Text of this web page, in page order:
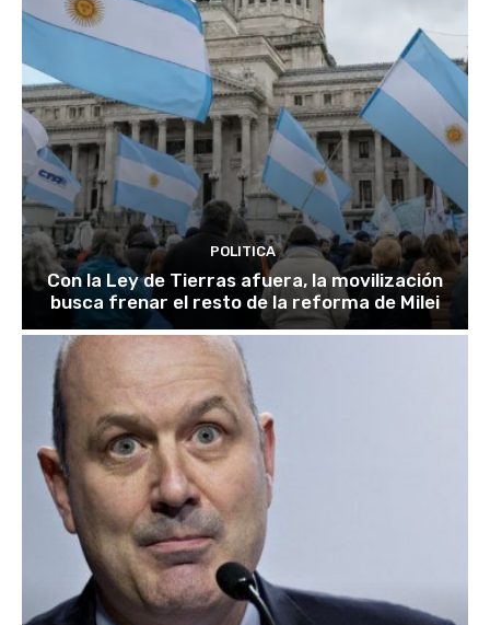
POLITICA
Con la Ley de Tierras afuera, la movilización
busca frenar el resto de la reforma de Milei